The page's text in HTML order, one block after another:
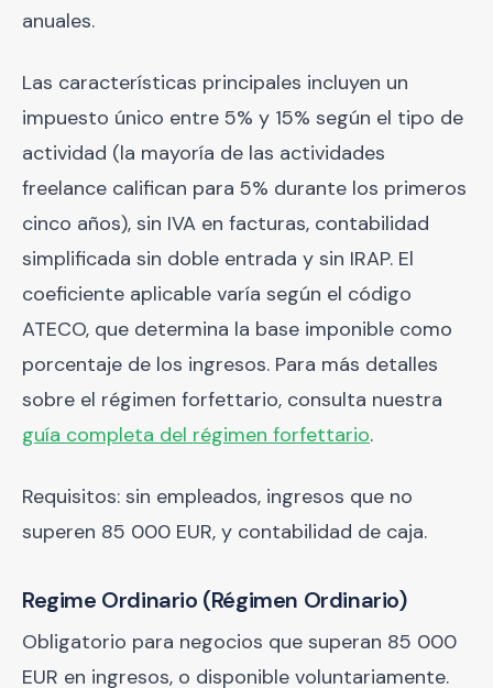
anuales.
Las características principales incluyen un
impuesto único entre 5% y 15% según el tipo de
actividad (la mayoría de las actividades
freelance califican para 5% durante los primeros
cinco años), sin IVA en facturas, contabilidad
simplificada sin doble entrada y sin IRAP. El
coeficiente aplicable varía según el código
ATECO, que determina la base imponible como
porcentaje de los ingresos. Para más detalles
sobre el régimen forfettario, consulta nuestra
guía completa del régimen forfettario.
Requisitos: sin empleados, ingresos que no
superen 85 000 EUR, y contabilidad de caja.
Regime Ordinario (Régimen Ordinario)
Obligatorio para negocios que superan 85 000
EUR en ingresos, o disponible voluntariamente.